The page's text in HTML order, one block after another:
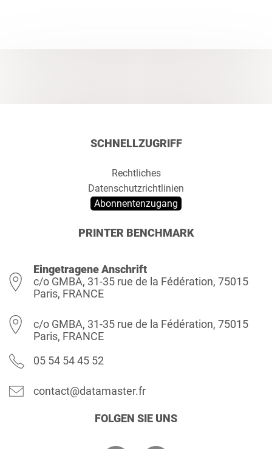
SCHNELLZUGRIFF
Rechtliches
Datenschutzrichtlinien
Abonnentenzugang
PRINTER BENCHMARK
Eingetragene Anschrift
c/o GMBA, 31-35 rue de la Fédération, 75015
Paris, FRANCE
c/o GMBA, 31-35 rue de la Fédération, 75015
Paris, FRANCE
05 54 54 45 52
contact@datamaster.fr
FOLGEN SIE UNS